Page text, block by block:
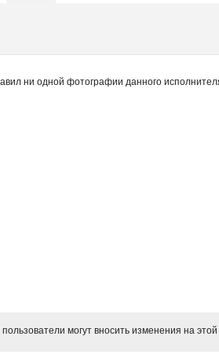
ни одной фотографии данного
могут вносить изменения на